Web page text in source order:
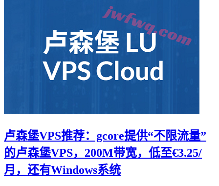
卢森堡VPS推荐：gcore提供“不限流量”
的卢森堡VPS，200M带宽，低至€3.25/
月，还有Windows系统